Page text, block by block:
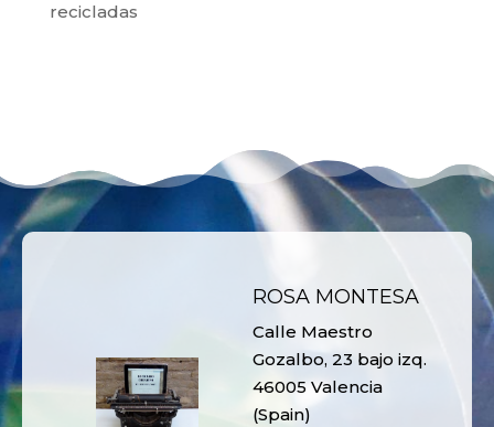
recicladas
ROSA MONTESA
Calle Maestro
Gozalbo, 23 bajo izq.
46005 Valencia
(Spain)